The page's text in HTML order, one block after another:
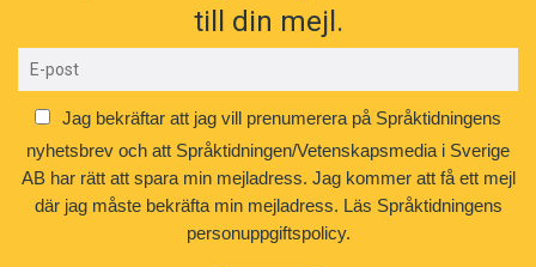
till din mejl.
Jag bekräftar att jag vill prenumerera på Språktidningens
nyhetsbrev och att Språktidningen/Vetenskapsmedia i Sverige
AB har rätt att spara min mejladress. Jag kommer att få ett mejl
där jag måste bekräfta min mejladress. Läs Språktidningens
personuppgiftspolicy.